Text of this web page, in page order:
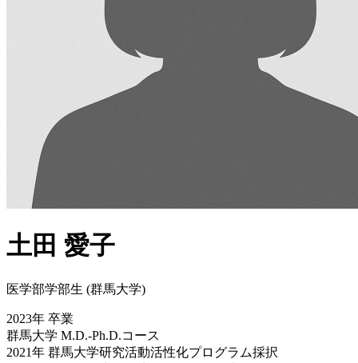
土田 愛子
医学部学部生 (群馬大学)
2023年 卒業
群馬大学 M.D.-Ph.D.コース
2021年 群馬大学研究活動活性化プログラム採択